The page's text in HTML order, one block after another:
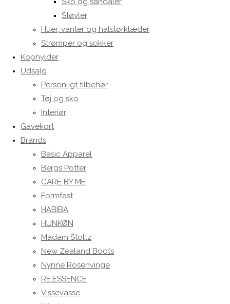
Støvler
Huer, vanter og halstørklæder
Strømper og sokker
Kophylder
Udsalg
Personligt tilbehør
Tøj og sko
Interiør
Gavekort
Brands
Basic Apparel
Bergs Potter
CARE BY ME
Formfast
HABIBA
HUNKØN
Madam Stoltz
New Zealand Boots
Nynne Rosenvinge
RE.ESSENCE
Vissevasse